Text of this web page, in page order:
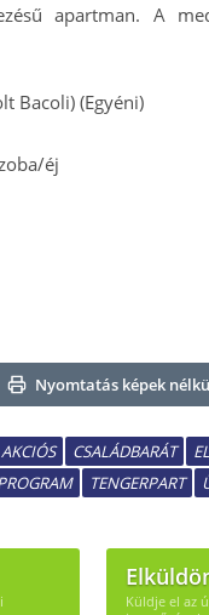
apartman. A
éj
Nyomtatás képek
AKCIÓS CSALÁDBARÁT
TENGERPART
Küldje el az